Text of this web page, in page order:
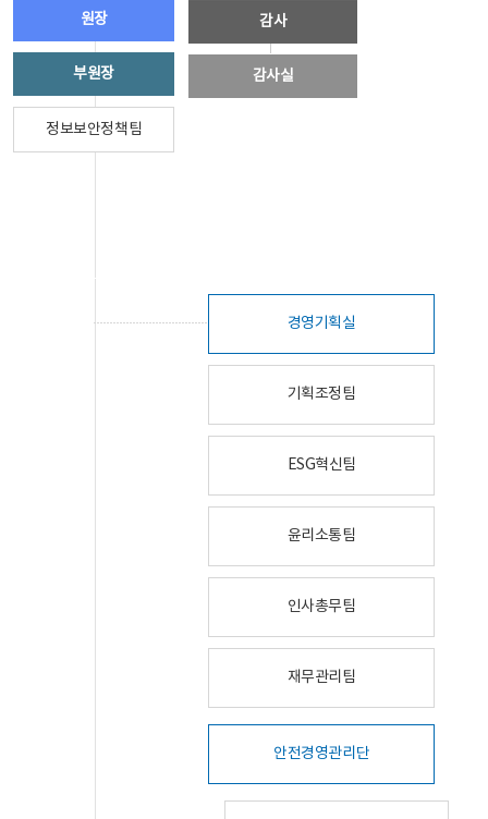
원장
부원장
정보보안정책팀
감사
감사실
경영기획실
기획조정팀
ESG혁신팀
윤리소통팀
인사총무팀
재무관리팀
안전경영관리단